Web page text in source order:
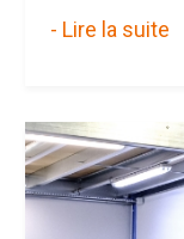
- Lire la suite